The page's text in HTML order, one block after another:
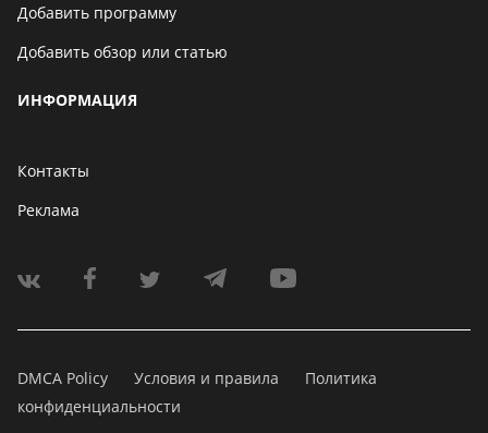
Добавить программу
Добавить обзор или статью
ИНФОРМАЦИЯ
Контакты
Реклама
DMCA Policy Условия и правила
Политика
конфиденциальности